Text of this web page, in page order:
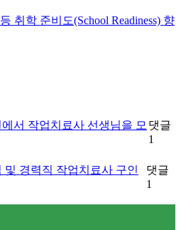
취학 준비도(School Readiness) 향
서 작업치료사 선생님을 모 댓글
1
및 경력직 작업치료사 구인
댓글
1